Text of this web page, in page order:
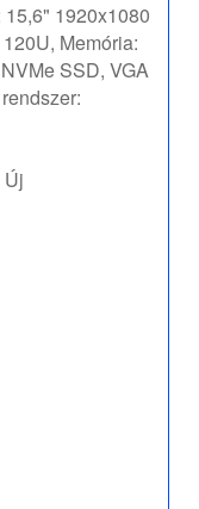
1920x1080
Memória:
SSD, VGA
Új